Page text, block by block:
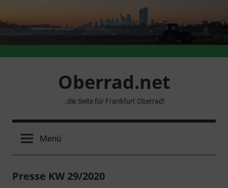
Inhalt
springen
Oberrad.net
..die Seite für Frankfurt Oberrad!
Menü
Presse KW 29/2020